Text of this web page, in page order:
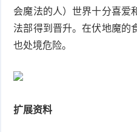
会魔法的人）世界十分喜爱
法部得到晋升。在伏地魔的
也处境危险。
扩展资料